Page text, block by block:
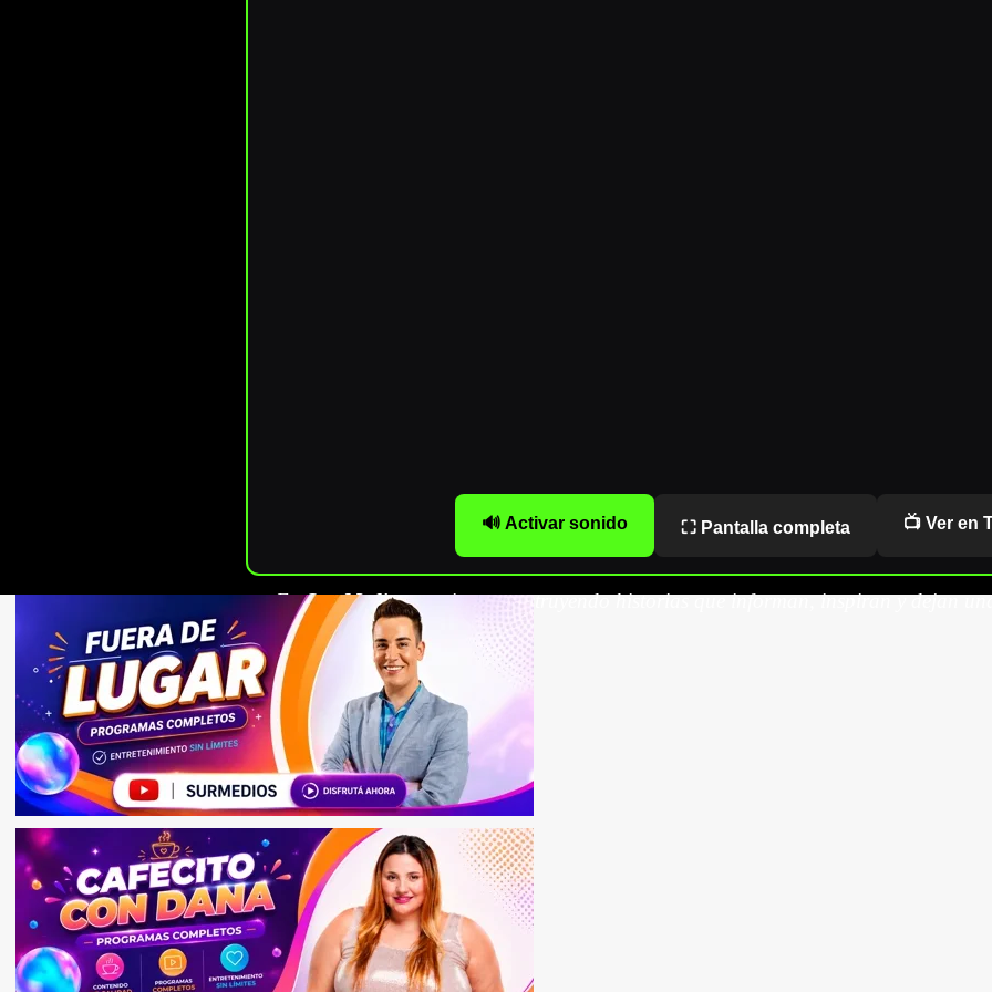
🔊 Activar sonido ⛶ Pantalla completa 📺 Ver en
EnSur Mediosseguimos construyendo historias que informan, inspiran y dejan